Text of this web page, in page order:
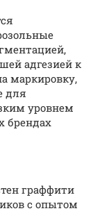
адгезией к
маркировку,
для
уровнем
брендах
граффити
с опытом